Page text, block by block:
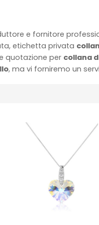
e fornitore
etichetta privata
quotazione per collana
, ma vi forniremo un